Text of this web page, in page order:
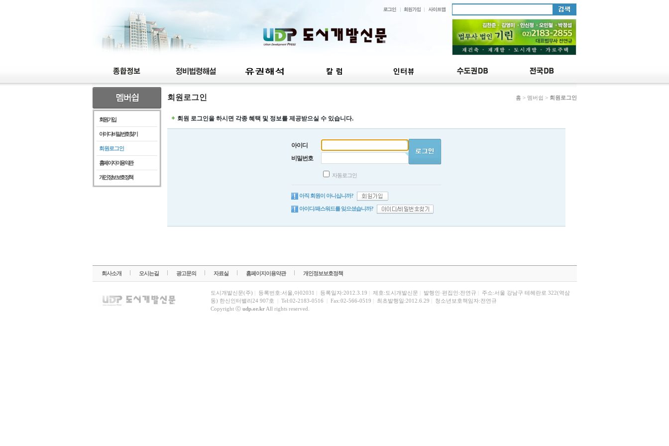
회원가입
아이디/비밀번호찾기
회원로그인
홈페이지이용약관
개인정보보호정책
회원로그인 홈 > 멤버쉽 > 회원로그인
회원 로그인을 하시면 각종 혜택 및 정보를 제공받으실 수 있습니다.
아이디
비밀번호
자동로그인
아직 회원이 아니십니까?
아이디/패스워드를 잊으셨습니까?
회사소개 오시는길 광고문의 자료실 홈페이지이용약관 개인정보보호정책
도시개발신문(주) 등록번호:서울,아02031 등록일자:2012.3.19 제호:도시개발신문 발행인·편집인:전연규
주소:서울 강남구 테헤란로 322(역삼
동) 한신인터밸리24 907호
Tel:02-2183-0516 Fax:02-566-0519 최초발행일:2012.6.29
청소년보호책임자:전연규
Copyright ⓒ udp.or.krAll rights reserved.